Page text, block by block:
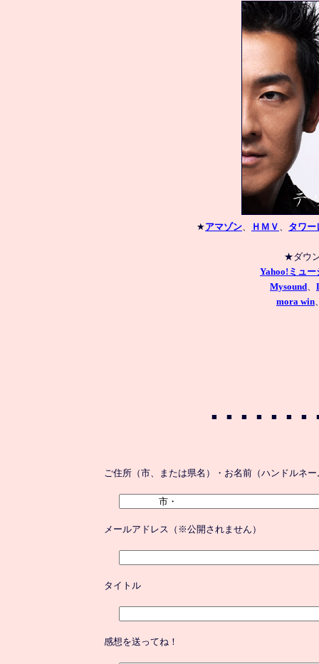
★アマゾン、 ＨＭＶ 、 タワー
Yahoo!ミュー
Mysound、
mora win
ご住所（市、または県名）・お名前（ハンドルネー
メールアドレス（※公開されません）
タイトル
感想を送ってね！